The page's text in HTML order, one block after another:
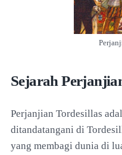
Sejarah
Perjanjian Tordesillas
ditandatangani di
yang membagi dunia di